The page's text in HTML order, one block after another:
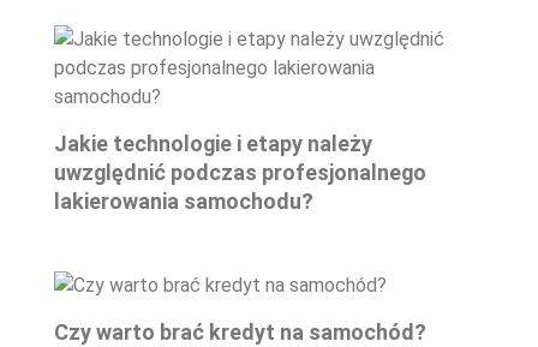
Jakie technologie i etapy należy
uwzględnić podczas profesjonalnego
lakierowania samochodu?
Czy warto brać kredyt na samochód?